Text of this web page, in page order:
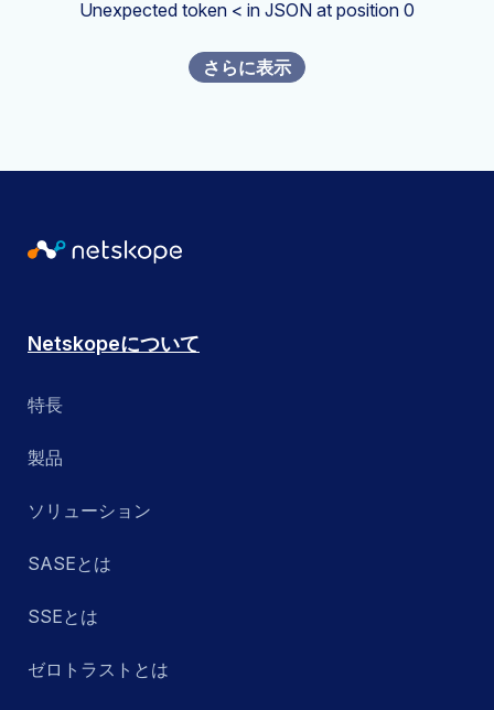
Unexpected token < in JSON at position 0
さらに表示
Netskopeについて
特長
製品
ソリューション
SASEとは
SSEとは
ゼロトラストとは